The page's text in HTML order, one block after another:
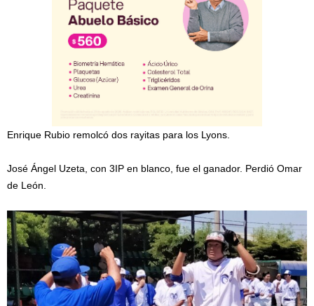
Enrique Rubio remolcó dos rayitas para los Lyons.
José Ángel Uzeta, con 3IP en blanco, fue el ganador. Perdió Omar
de León.